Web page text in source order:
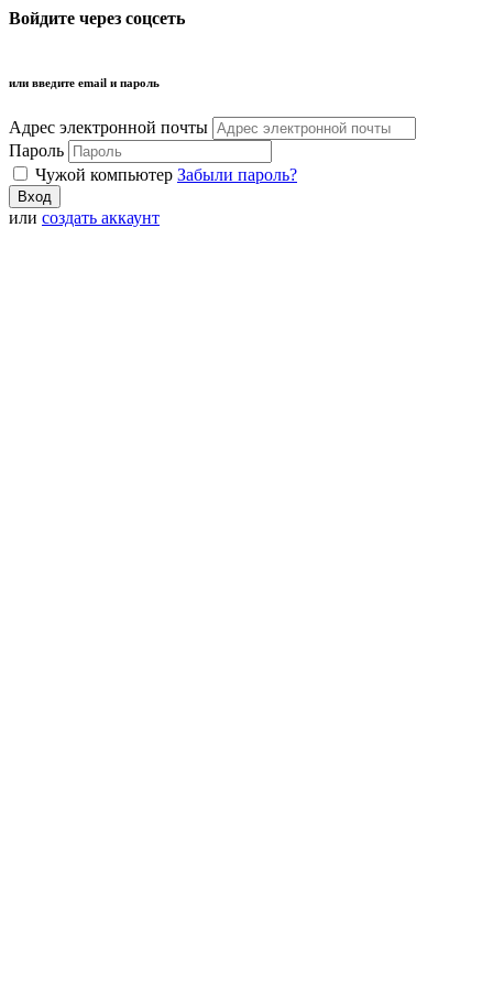
Войдите через соцсеть
или введите email и пароль
Адрес электронной почты
Пароль
Чужой компьютер Забыли пароль?
или создать аккаунт